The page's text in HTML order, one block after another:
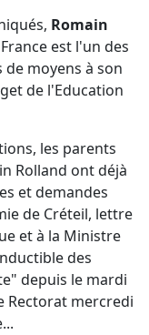
Romain
France est l'un des
moyens à son
de l'Education
les parents
Rolland ont déjà
et demandes
de Créteil, lettre
et à la Ministre
des
depuis le mardi
Rectorat mercredi